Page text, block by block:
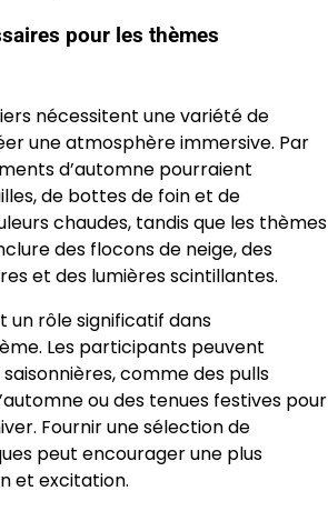
pour les thèmes
nécessitent une variété de
une atmosphère immersive. Par
d’automne pourraient
de bottes de foin et de
chaudes, tandis que les thèmes
des flocons de neige, des
et des lumières scintillantes.
un rôle significatif dans
Les participants peuvent
comme des pulls
ou des tenues festives pour
Fournir une sélection de
peut encourager une plus
et excitation.